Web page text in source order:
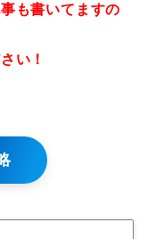
も書いてますの
い！